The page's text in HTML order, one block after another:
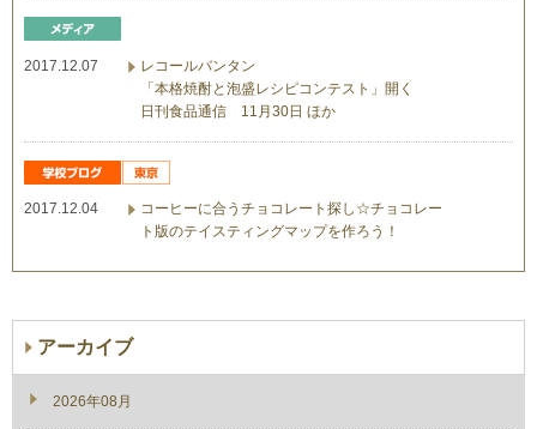
2017.12.07
レコールバンタン
「本格焼酎と泡盛レシピコンテスト」開く
日刊食品通信 11月30日 ほか
2017.12.04
コーヒーに合うチョコレート探し☆チョコレー
ト版のテイスティングマップを作ろう！
アーカイブ
2026年08月